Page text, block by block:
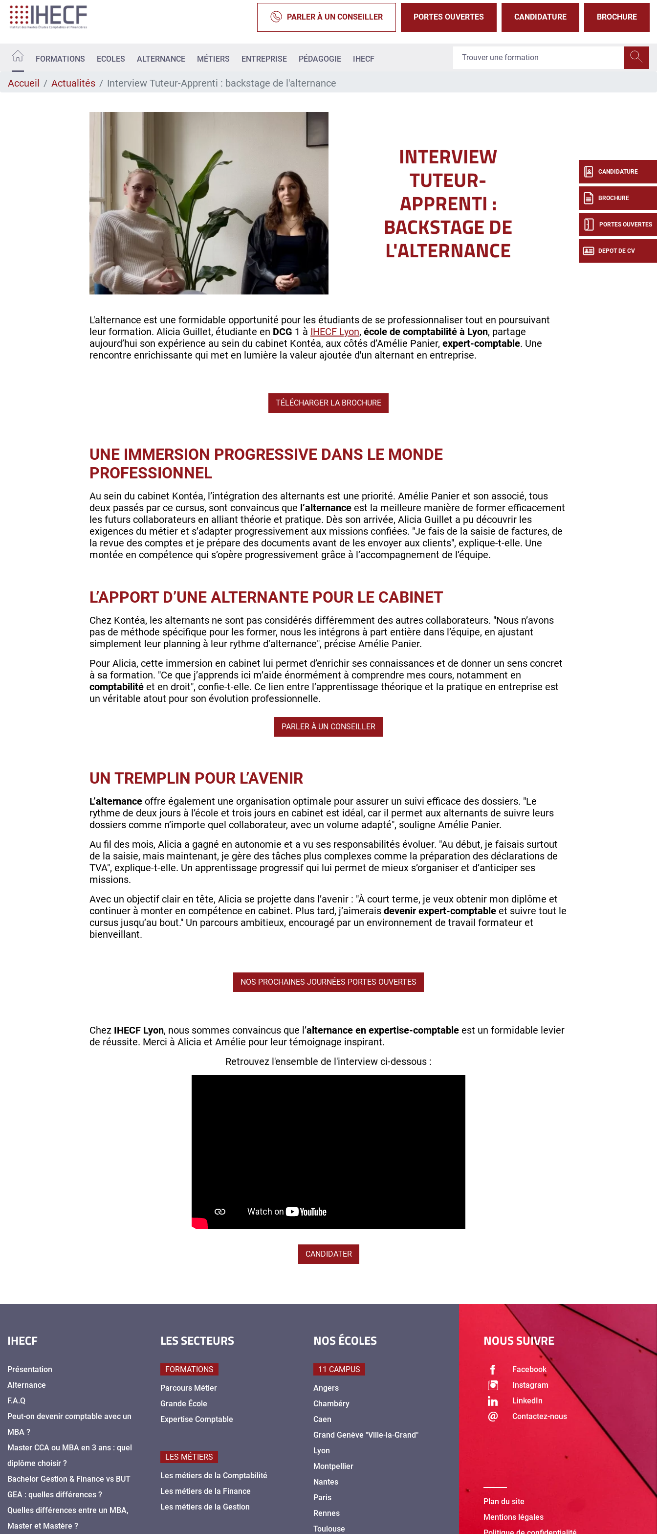
Aller
contenu
PARLER À UN CONSEILLER PORTES OUVERTES CANDIDATURE BROCHURE
FORMATIONS ECOLES ALTERNANCE MÉTIERS ENTREPRISE PÉDAGOGIE IHECF
CANDIDATURE
BROCHURE
PORTES OUVERTES
DEPOT DE CV
Accueil Actualités Interview Tuteur-Apprenti : backstage de l'alternance
INTERVIEW
TUTEUR-
APPRENTI :
BACKSTAGE DE
L'ALTERNANCE
L'alternance est une formidable opportunité pour les étudiants de se professionnaliser tout en poursuivant
leur formation. Alicia Guillet, étudiante en DCG 1 à IHECF Lyon, école de comptabilité à Lyon, partage
aujourd’hui son expérience au sein du cabinet Kontéa, aux côtés d’Amélie Panier, expert-comptable. Une
rencontre enrichissante qui met en lumière la valeur ajoutée d'un alternant en entreprise.
TÉLÉCHARGER LA BROCHURE
UNE IMMERSION PROGRESSIVE DANS LE MONDE
PROFESSIONNEL
Au sein du cabinet Kontéa, l’intégration des alternants est une priorité. Amélie Panier et son associé, tous
deux passés par ce cursus, sont convaincus que l’alternance est la meilleure manière de former efficacement
les futurs collaborateurs en alliant théorie et pratique. Dès son arrivée, Alicia Guillet a pu découvrir les
exigences du métier et s’adapter progressivement aux missions confiées. "Je fais de la saisie de factures, de
la revue des comptes et je prépare des documents avant de les envoyer aux clients", explique-t-elle. Une
montée en compétence qui s’opère progressivement grâce à l’accompagnement de l’équipe.
L’APPORT D’UNE ALTERNANTE POUR LE CABINET
Chez Kontéa, les alternants ne sont pas considérés différemment des autres collaborateurs. "Nous n’avons
pas de méthode spécifique pour les former, nous les intégrons à part entière dans l’équipe, en ajustant
simplement leur planning à leur rythme d’alternance", précise Amélie Panier.
Pour Alicia, cette immersion en cabinet lui permet d’enrichir ses connaissances et de donner un sens concret
à sa formation. "Ce que j’apprends ici m’aide énormément à comprendre mes cours, notamment en
comptabilité et en droit", confie-t-elle. Ce lien entre l’apprentissage théorique et la pratique en entreprise est
un véritable atout pour son évolution professionnelle.
PARLER À UN CONSEILLER
UN TREMPLIN POUR L’AVENIR
L’alternance offre également une organisation optimale pour assurer un suivi efficace des dossiers. "Le
rythme de deux jours à l’école et trois jours en cabinet est idéal, car il permet aux alternants de suivre leurs
dossiers comme n’importe quel collaborateur, avec un volume adapté", souligne Amélie Panier.
Au fil des mois, Alicia a gagné en autonomie et a vu ses responsabilités évoluer. "Au début, je faisais surtout
de la saisie, mais maintenant, je gère des tâches plus complexes comme la préparation des déclarations de
TVA", explique-t-elle. Un apprentissage progressif qui lui permet de mieux s’organiser et d’anticiper ses
missions.
Avec un objectif clair en tête, Alicia se projette dans l’avenir : "À court terme, je veux obtenir mon diplôme et
continuer à monter en compétence en cabinet. Plus tard, j’aimerais devenir expert-comptable et suivre tout le
cursus jusqu’au bout." Un parcours ambitieux, encouragé par un environnement de travail formateur et
bienveillant.
NOS PROCHAINES JOURNÉES PORTES OUVERTES
Chez IHECF Lyon, nous sommes convaincus que l’alternance en expertise-comptable est un formidable levier
de réussite. Merci à Alicia et Amélie pour leur témoignage inspirant.
Retrouvez l'ensemble de l'interview ci-dessous :
CANDIDATER
IHECF
Présentation
Alternance
F.A.Q
Peut-on devenir comptable avec un
MBA ?
Master CCA ou MBA en 3 ans : quel
diplôme choisir ?
Bachelor Gestion & Finance vs BUT
GEA : quelles différences ?
Quelles différences entre un MBA,
Master et Mastère ?
LES SECTEURS
FORMATIONS
Parcours Métier
Grande École
Expertise Comptable
LES MÉTIERS
Les métiers de la Comptabilité
Les métiers de la Finance
Les métiers de la Gestion
NOS ÉCOLES
11 CAMPUS
Angers
Chambéry
Caen
Grand Genève "Ville-la-Grand"
Lyon
Montpellier
Nantes
Paris
Rennes
Toulouse
NOUS SUIVRE
Facebook
Instagram
LinkedIn
Contactez-nous
Plan du site
Mentions légales